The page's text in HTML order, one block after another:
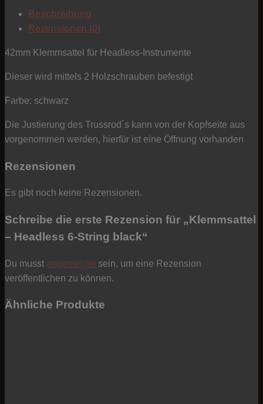
Menge
Beschreibung
Rezensionen (0)
42mm Klemmsattel für Headless-Instrumente
Dieser wird mittels 2 Holzschrauben befestigt
Farbe: schwarz
Die Justierung des Trussrod´s kann von der Kopfseite aus
vorgenommen werden, hierfür ist eine Öffnung vorhanden
Rezensionen
Es gibt noch keine Rezensionen.
Schreibe die erste Rezension für „Klemmsattel
– Headless 6-String black“
Du musst angemeldet sein, um eine Rezension
veröffentlichen zu können.
Ähnliche Produkte